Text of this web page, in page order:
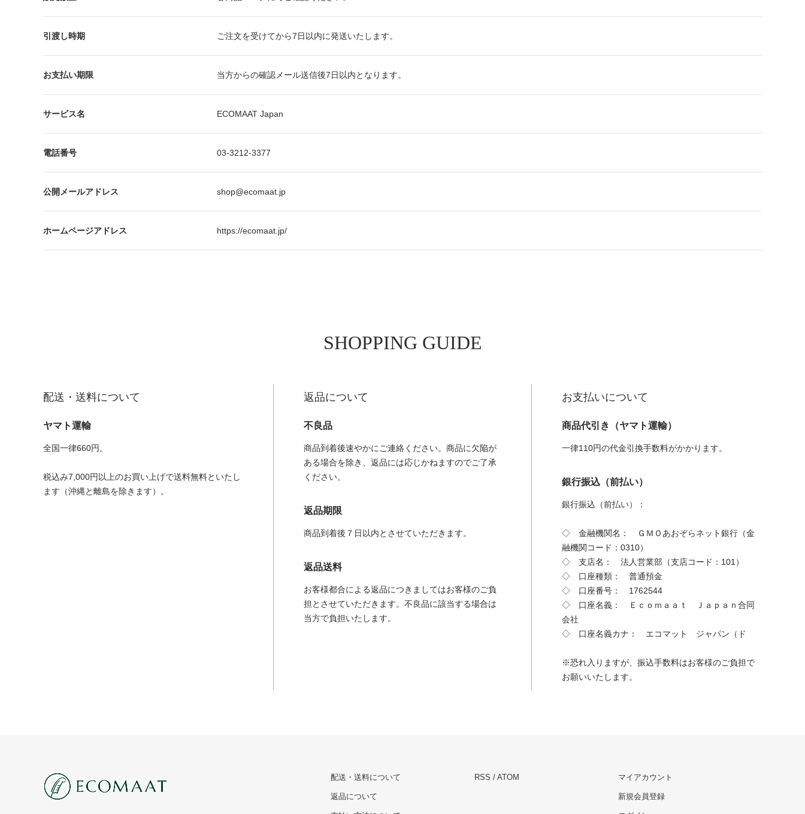
引渡し時期 ご注文を受けてから7日以内に発送いたします。
お支払い期限 当方からの確認メール送信後7日以内となります。
サービス名 ECOMAAT Japan
電話番号 03-3212-3377
公開メールアドレス shop@ecomaat.jp
ホームページアドレス https://ecomaat.jp/
SHOPPING GUIDE
配送・送料について
ヤマト運輸
全国一律660円。
税込み7,000円以上のお買い上げで送料無料といたし
ます（沖縄と離島を除きます）。
返品について
不良品
商品到着後速やかにご連絡ください。商品に欠陥が
ある場合を除き、返品には応じかねますのでご了承
ください。
返品期限
商品到着後７日以内とさせていただきます。
返品送料
お客様都合による返品につきましてはお客様のご負
担とさせていただきます。不良品に該当する場合は
当方で負担いたします。
お支払いについて
商品代引き（ヤマト運輸）
一律110円の代金引換手数料がかかります。
銀行振込（前払い）
銀行振込（前払い）：
◇ 金融機関名： ＧＭＯあおぞらネット銀行（金
融機関コード：0310）
◇ 支店名： 法人営業部（支店コード：101）
◇ 口座種類： 普通預金
◇ 口座番号： 1762544
◇ 口座名義： Ｅｃｏｍａａｔ Ｊａｐａｎ合同
会社
◇ 口座名義カナ： エコマット ジャパン（ド
※恐れ入りますが、振込手数料はお客様のご負担で
お願いいたします。
配送・送料について
返品について
RSS / ATOM マイアカウント
新規会員登録